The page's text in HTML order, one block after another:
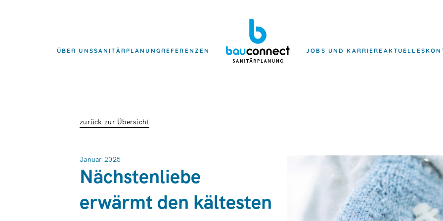
ÜBER UNSSANITÄRPLANUNGREFERENZEN JOBS UND KARRIERE AKTUELLES
zurück zur Übersicht
Januar 2025
Nächstenliebe
erwärmt den kältesten